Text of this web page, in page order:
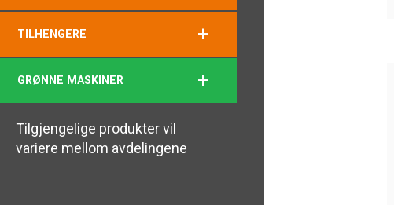
TILHENGERE +
GRØNNE MASKINER +
Tilgjengelige produkter vil
variere mellom avdelingene